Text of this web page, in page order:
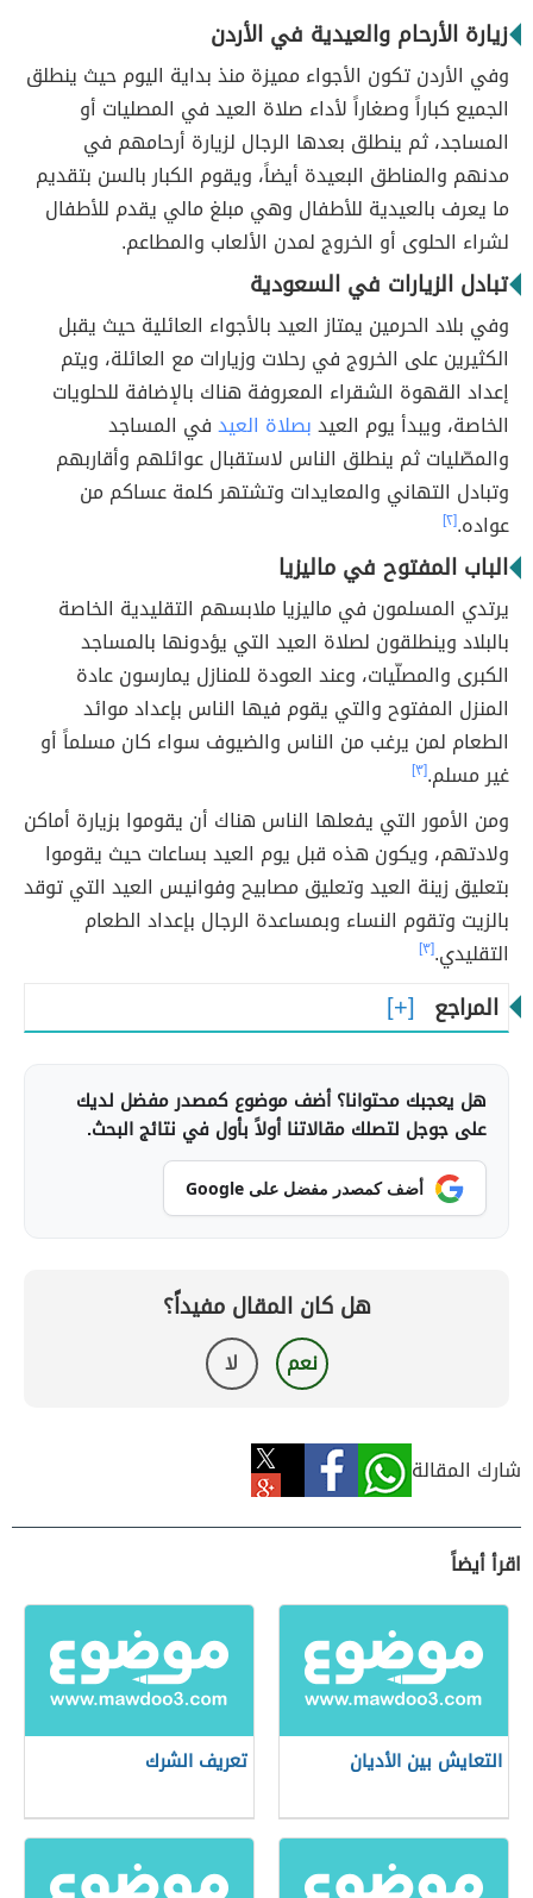
زيارة الأرحام والعيدية في الأردن
وفي الأردن تكون الأجواء مميزة منذ بداية اليوم حيث ينطلق
الجميع كباراً وصغاراً لأداء صلاة العيد في المصليات أو
المساجد، ثم ينطلق بعدها الرجال لزيارة أرحامهم في
مدنهم والمناطق البعيدة أيضاً، ويقوم الكبار بالسن بتقديم
ما يعرف بالعيدية للأطفال وهي مبلغ مالي يقدم للأطفال
لشراء الحلوى أو الخروج لمدن الألعاب والمطاعم.
تبادل الزيارات في السعودية
وفي بلاد الحرمين يمتاز العيد بالأجواء العائلية حيث يقبل
الكثيرين على الخروج في رحلات وزيارات مع العائلة، ويتم
إعداد القهوة الشقراء المعروفة هناك بالإضافة للحلويات
الخاصة، ويبدأ يوم العيدبصلاة العيدفي المساجد
والمصّليات ثم ينطلق الناس لاستقبال عوائلهم وأقاربهم
وتبادل التهاني والمعايدات وتشتهر كلمة عساكم من
عواده.[٢]
الباب المفتوح في ماليزيا
يرتدي المسلمون في ماليزيا ملابسهم التقليدية الخاصة
بالبلاد وينطلقون لصلاة العيد التي يؤدونها بالمساجد
الكبرى والمصلّيات، وعند العودة للمنازل يمارسون عادة
المنزل المفتوح والتي يقوم فيها الناس بإعداد موائد
الطعام لمن يرغب من الناس والضيوف سواء كان مسلماً أو
غير مسلم.[٣]
ومن الأمور التي يفعلها الناس هناك أن يقوموا بزيارة أماكن
ولادتهم، ويكون هذه قبل يوم العيد بساعات حيث يقوموا
بتعليق زينة العيد وتعليق مصابيح وفوانيس العيد التي توقد
بالزيت وتقوم النساء وبمساعدة الرجال بإعداد الطعام
التقليدي.[٣]
المراجع
هل يعجبك محتوانا؟ أضف موضوع كمصدر مفضل لديك
على جوجل لتصلك مقالاتنا أولاً بأول في نتائج البحث.
أضف كمصدر مفضل على Google
هل كان المقال مفيداً؟
نعم لا
شارك المقالة
اقرأ أيضاً
التعايش بين الأديان تعريف الشرك